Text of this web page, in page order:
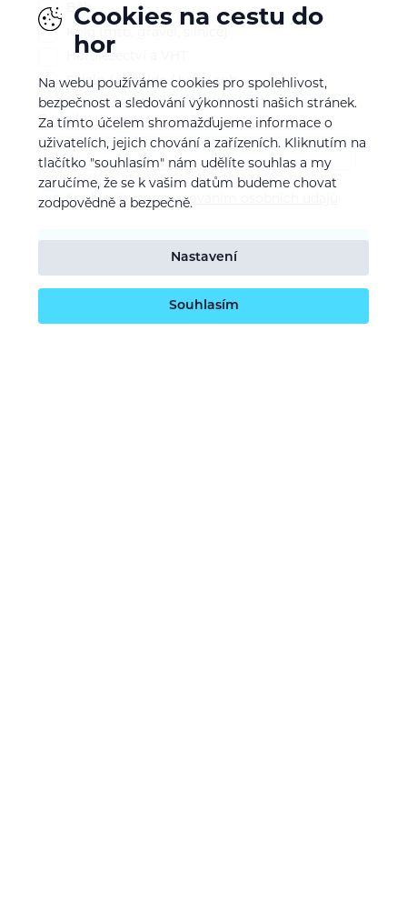
Běh
Kolo (mtb, gravel, silnice)
Horolezectví a VHT
Skialp / freeride / lyže / snb
E-mail
Souhlasím sezpracováním osobních údajů
Cookies na cestu do
hor
Na webu používáme cookies pro spolehlivost,
bezpečnost a sledování výkonnosti našich stránek.
Za tímto účelem shromažďujeme informace o
uživatelích, jejich chování a zařízeních. Kliknutím na
tlačítko "souhlasím" nám udělíte souhlas a my
zaručíme, že se k vašim datům budeme chovat
zodpovědně a bezpečně.
Nastavení
Souhlasím